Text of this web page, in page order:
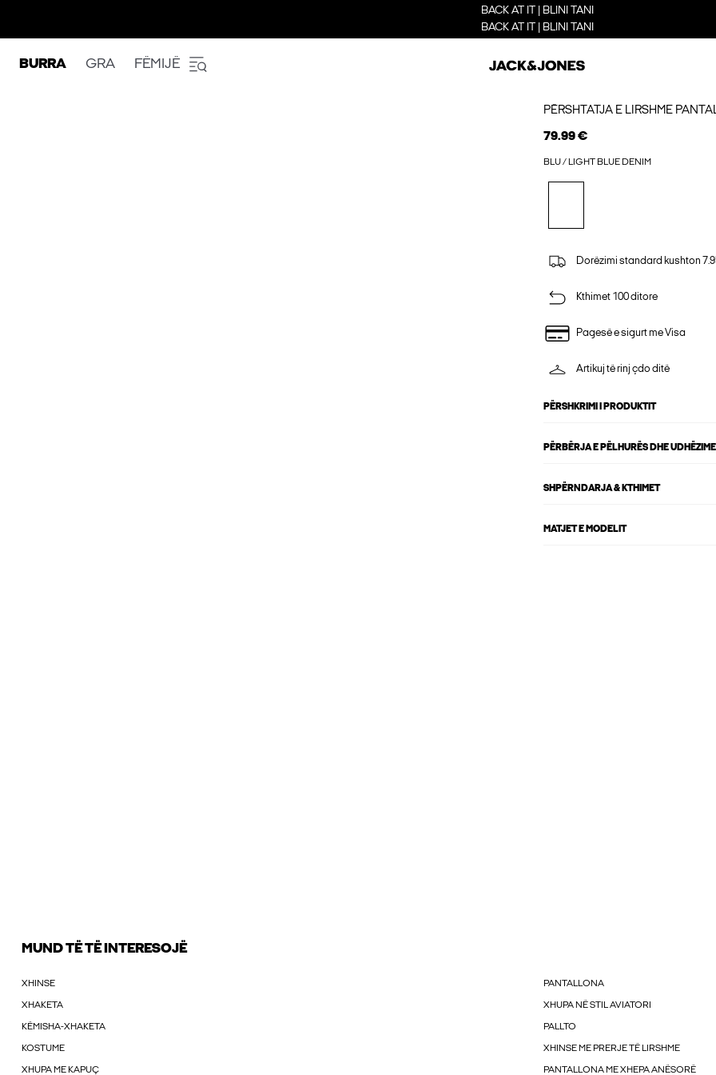
BACK AT IT | BLINI TANI
BACK AT IT | BLINI TANI
BURRA GRA FËMIJË
PËRSHTATJA E LIRSHME
79.99 €
BLU / LIGHT BLUE DENIM
Dorëzimi standard kushton
Kthimet 100 ditore
Pagesë e sigurt me Visa
Artikuj të rinj çdo ditë
PËRSHKRIMI I PRODUKTIT
PËRBËRJA E PËLHURËS DHE
SHPËRNDARJA & KTHIMET
MATJET E MODELIT
MUND TË TË INTERESOJË
XHINSE PANTALLONA
XHAKETA XHUPA NË STIL AVIATORI
KËMISHA-XHAKETA PALLTO
KOSTUME XHINSE ME PRERJE TË LIRSHME
XHUPA ME KAPUÇ PANTALLONA ME XHEPA ANËSORË